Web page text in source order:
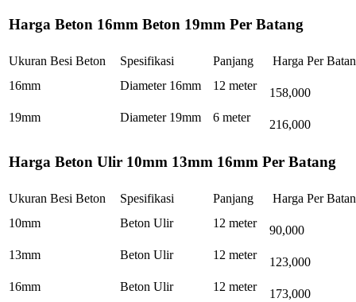
Harga Beton 16mm Beton 19mm Per Batang
Ukuran Besi Beton Spesifikasi Panjang
Harga Per
16mm
Diameter 16mm 12 meter
158,000
19mm
Diameter 19mm 6 meter
216,000
Harga Beton Ulir 10mm 13mm 16mm Per Batang
Ukuran Besi Beton Spesifikasi Panjang
Harga Per
10mm
Beton Ulir 12 meter
90,000
13mm
Beton Ulir 12 meter
123,000
16mm
Beton Ulir 12 meter
173,000